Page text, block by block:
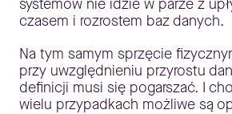
systemów nie idzie w parze z
czasem i rozrostem baz danych.
Na tym samym sprzęcie
przy uwzględnieniu przyrostu
definicji musi się pogarszać. I
wielu przypadkach możliwe są